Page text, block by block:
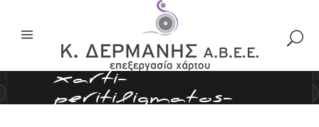
xarti-
peritiligmatos-